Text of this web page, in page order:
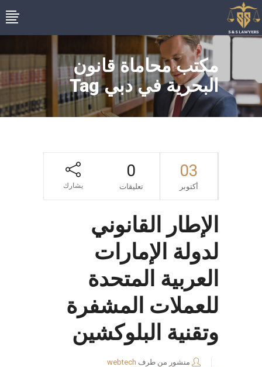
مكتب محاماة قانون
البحرية في دبي Tag
03
أكتوبر
0
تعليقات يشارك
الإطار القانوني
لدولة الإمارات
العربية المتحدة
للعملات المشفرة
وتقنية البلوكشين
منشور من طرف webtech